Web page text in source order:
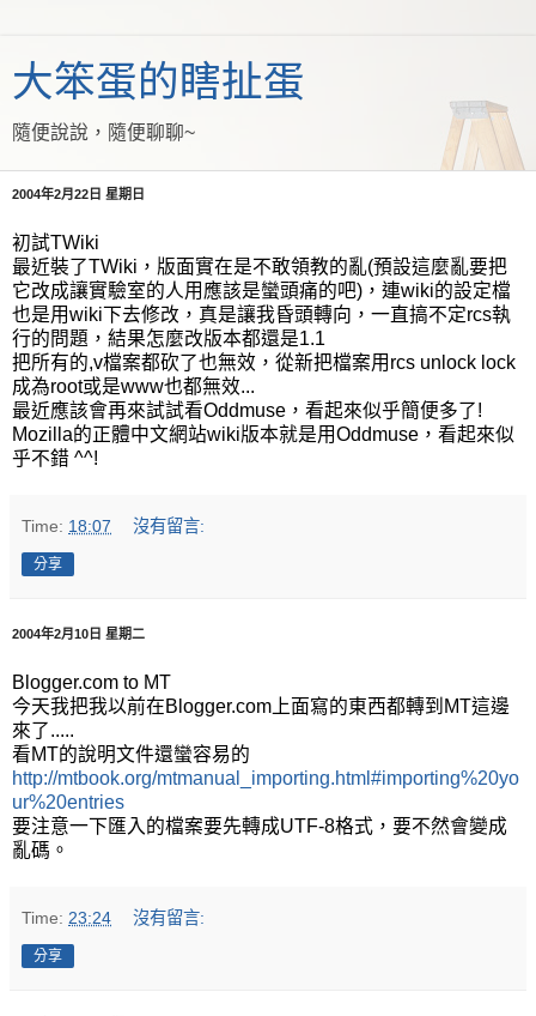
大笨蛋的瞎扯蛋
隨便說說，隨便聊聊~
2004年2月22日 星期日
初試TWiki
最近裝了TWiki，版面實在是不敢領教的亂(預設這麼亂要把
它改成讓實驗室的人用應該是蠻頭痛的吧)，連wiki的設定檔
也是用wiki下去修改，真是讓我昏頭轉向，一直搞不定rcs執
行的問題，結果怎麼改版本都還是1.1
把所有的,v檔案都砍了也無效，從新把檔案用rcs unlock lock
成為root或是www也都無效...
最近應該會再來試試看Oddmuse，看起來似乎簡便多了!
Mozilla的正體中文網站wiki版本就是用Oddmuse，看起來似
乎不錯 ^^!
Time: 18:07 沒有留言:
分享
2004年2月10日 星期二
Blogger.com to MT
今天我把我以前在Blogger.com上面寫的東西都轉到MT這邊
來了.....
看MT的說明文件還蠻容易的
http://mtbook.org/mtmanual_importing.html#importing%20yo
ur%20entries
要注意一下匯入的檔案要先轉成UTF-8格式，要不然會變成
亂碼。
Time: 23:24 沒有留言:
分享